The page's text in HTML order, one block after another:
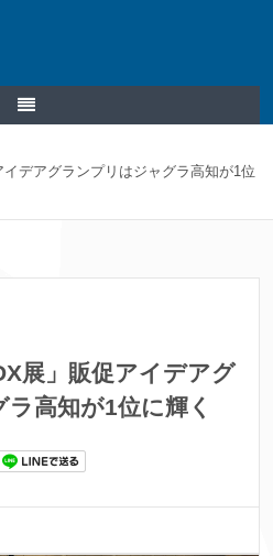
イデアグランプリはジャグラ高知が1位
展」販促アイデアグ
高知が1位に輝く